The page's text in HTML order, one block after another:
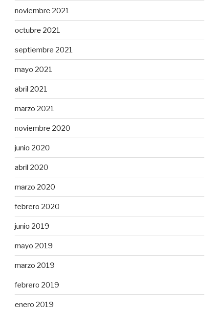
noviembre 2021
octubre 2021
septiembre 2021
mayo 2021
abril 2021
marzo 2021
noviembre 2020
junio 2020
abril 2020
marzo 2020
febrero 2020
junio 2019
mayo 2019
marzo 2019
febrero 2019
enero 2019